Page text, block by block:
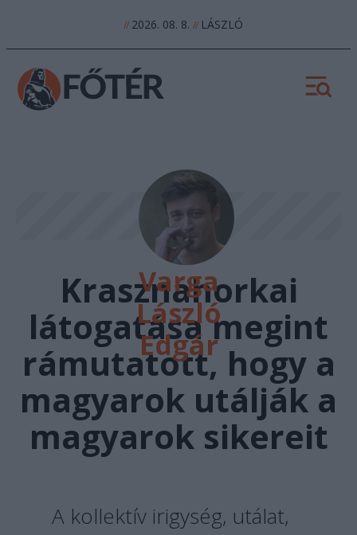
//2026. 08. 8. //LÁSZLÓ
Varga
László
Edgár
Krasznahorkai
látogatása megint
rámutatott, hogy a
magyarok utálják a
magyarok sikereit
A kollektív irigység, utálat,